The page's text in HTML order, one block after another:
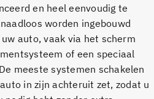
en heel eenvoudig te
worden ingebouwd
uw auto, vaak via het scherm
of een speciaal
meeste systemen schakelen
in zijn achteruit zet, zodat u